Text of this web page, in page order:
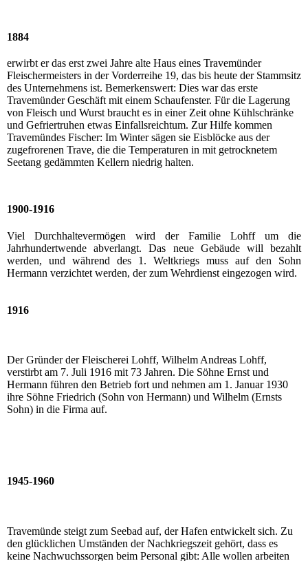
1884
erwirbt er das erst zwei Jahre alte Haus eines Travemünder
Fleischermeisters in der Vorderreihe 19, das bis heute der Stammsitz
des Unternehmens ist. Bemerkenswert: Dies war das erste
Travemünder Geschäft mit einem Schaufenster. Für die Lagerung
von Fleisch und Wurst braucht es in einer Zeit ohne Kühlschränke
und Gefriertruhen etwas Einfallsreichtum. Zur Hilfe kommen
Travemündes Fischer: Im Winter sägen sie Eisblöcke aus der
zugefrorenen Trave, die die Temperaturen in mit getrocknetem
Seetang gedämmten Kellern niedrig halten.
1900-1916
Viel Durchhaltevermögen wird der Familie Lohff um die
Jahrhundertwende abverlangt. Das neue Gebäude will bezahlt
werden, und während des 1. Weltkriegs muss auf den Sohn
Hermann verzichtet werden, der zum Wehrdienst eingezogen wird.
1916
Der Gründer der Fleischerei Lohff, Wilhelm Andreas Lohff,
verstirbt am 7. Juli 1916 mit 73 Jahren. Die Söhne Ernst und
Hermann führen den Betrieb fort und nehmen am 1. Januar 1930
ihre Söhne Friedrich (Sohn von Hermann) und Wilhelm (Ernsts
Sohn) in die Firma auf.
1945-1960
Travemünde steigt zum Seebad auf, der Hafen entwickelt sich. Zu
den glücklichen Umständen der Nachkriegszeit gehört, dass es
keine Nachwuchssorgen beim Personal gibt: Alle wollen arbeiten